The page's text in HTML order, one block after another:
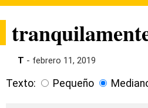
T - febrero 11, 2019
Texto: Pequeño